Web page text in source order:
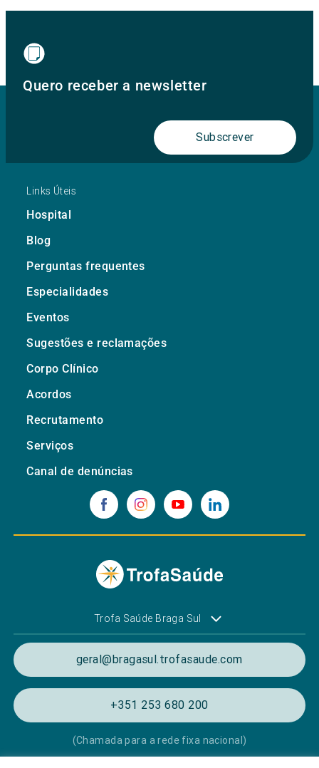
Quero receber a newsletter
Subscrever
Links Úteis
Hospital
Blog
Perguntas frequentes
Especialidades
Eventos
Sugestões e reclamações
Corpo Clínico
Acordos
Recrutamento
Serviços
Canal de denúncias
Trofa Saúde Braga Sul
geral@bragasul.trofasaude.com
+351 253 680 200
(Chamada para a rede fixa nacional)